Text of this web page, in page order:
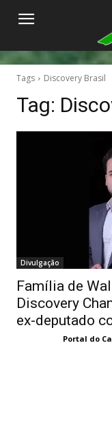
Tags Discovery Brasil
Tag:
Divulgação
Família de
Discovery
ex-deputado
Portal do